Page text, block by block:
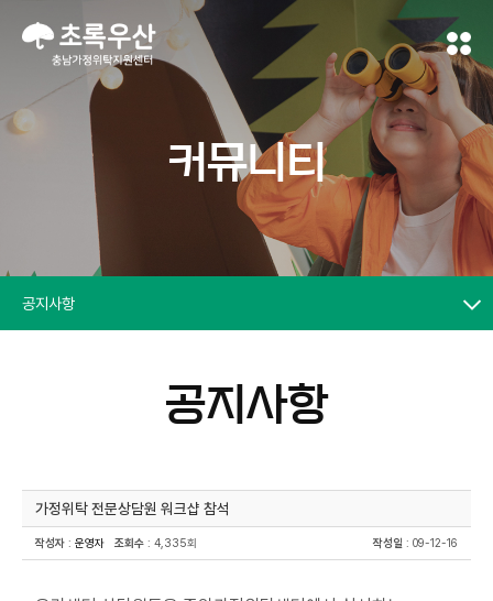
커뮤니티
공지사항
공지사항
가정위탁 전문상담원 워크샵 참석
작성자 : 운영자 조회수 : 4,335회 작성일 : 09-12-16